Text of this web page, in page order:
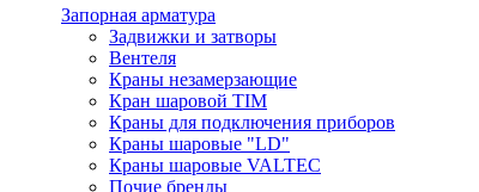
Запорная арматура
Задвижки и затворы
Вентеля
Краны незамерзающие
Кран шаровой TIM
Краны для подключения приборов
Краны шаровые "LD"
Краны шаровые VALTEC
Почие бренды